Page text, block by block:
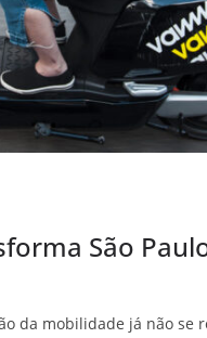
São
da mobilidade já não se